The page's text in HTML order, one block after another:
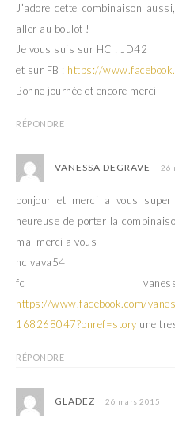
l
e
e
ê
r
e
l
f
n
t
J’adore cette combinaison
aller au boulot !
Je vous suis sur HC : JD42
et sur FB : https://
Bonne journée et encore merci
RÉPONDRE
VANESSA DEGRAVE 26
bonjour et merci a vous
heureuse de porter la
mai merci a vous
hc vava54
fc
https://www.facebook.com/
168268047?pnref=story une
RÉPONDRE
GLADEZ 26 mars 2015